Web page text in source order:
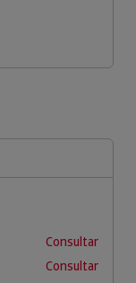
Consultar
Consultar